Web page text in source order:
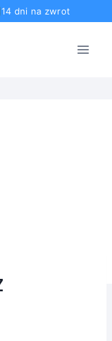
14 dni na zwrot